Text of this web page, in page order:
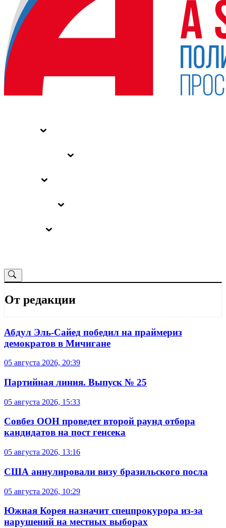
От редакции
Абдул Эль-Сайед победил на праймериз
демократов в Мичигане
05 августа 2026, 20:39
Партийная линия. Выпуск № 25
05 августа 2026, 15:33
Совбез ООН проведет второй раунд отбора
кандидатов на пост генсека
05 августа 2026, 13:16
США аннулировали визу бразильского посла
05 августа 2026, 10:29
Южная Корея назначит спецпрокурора из-за
нарушений на местных выборах